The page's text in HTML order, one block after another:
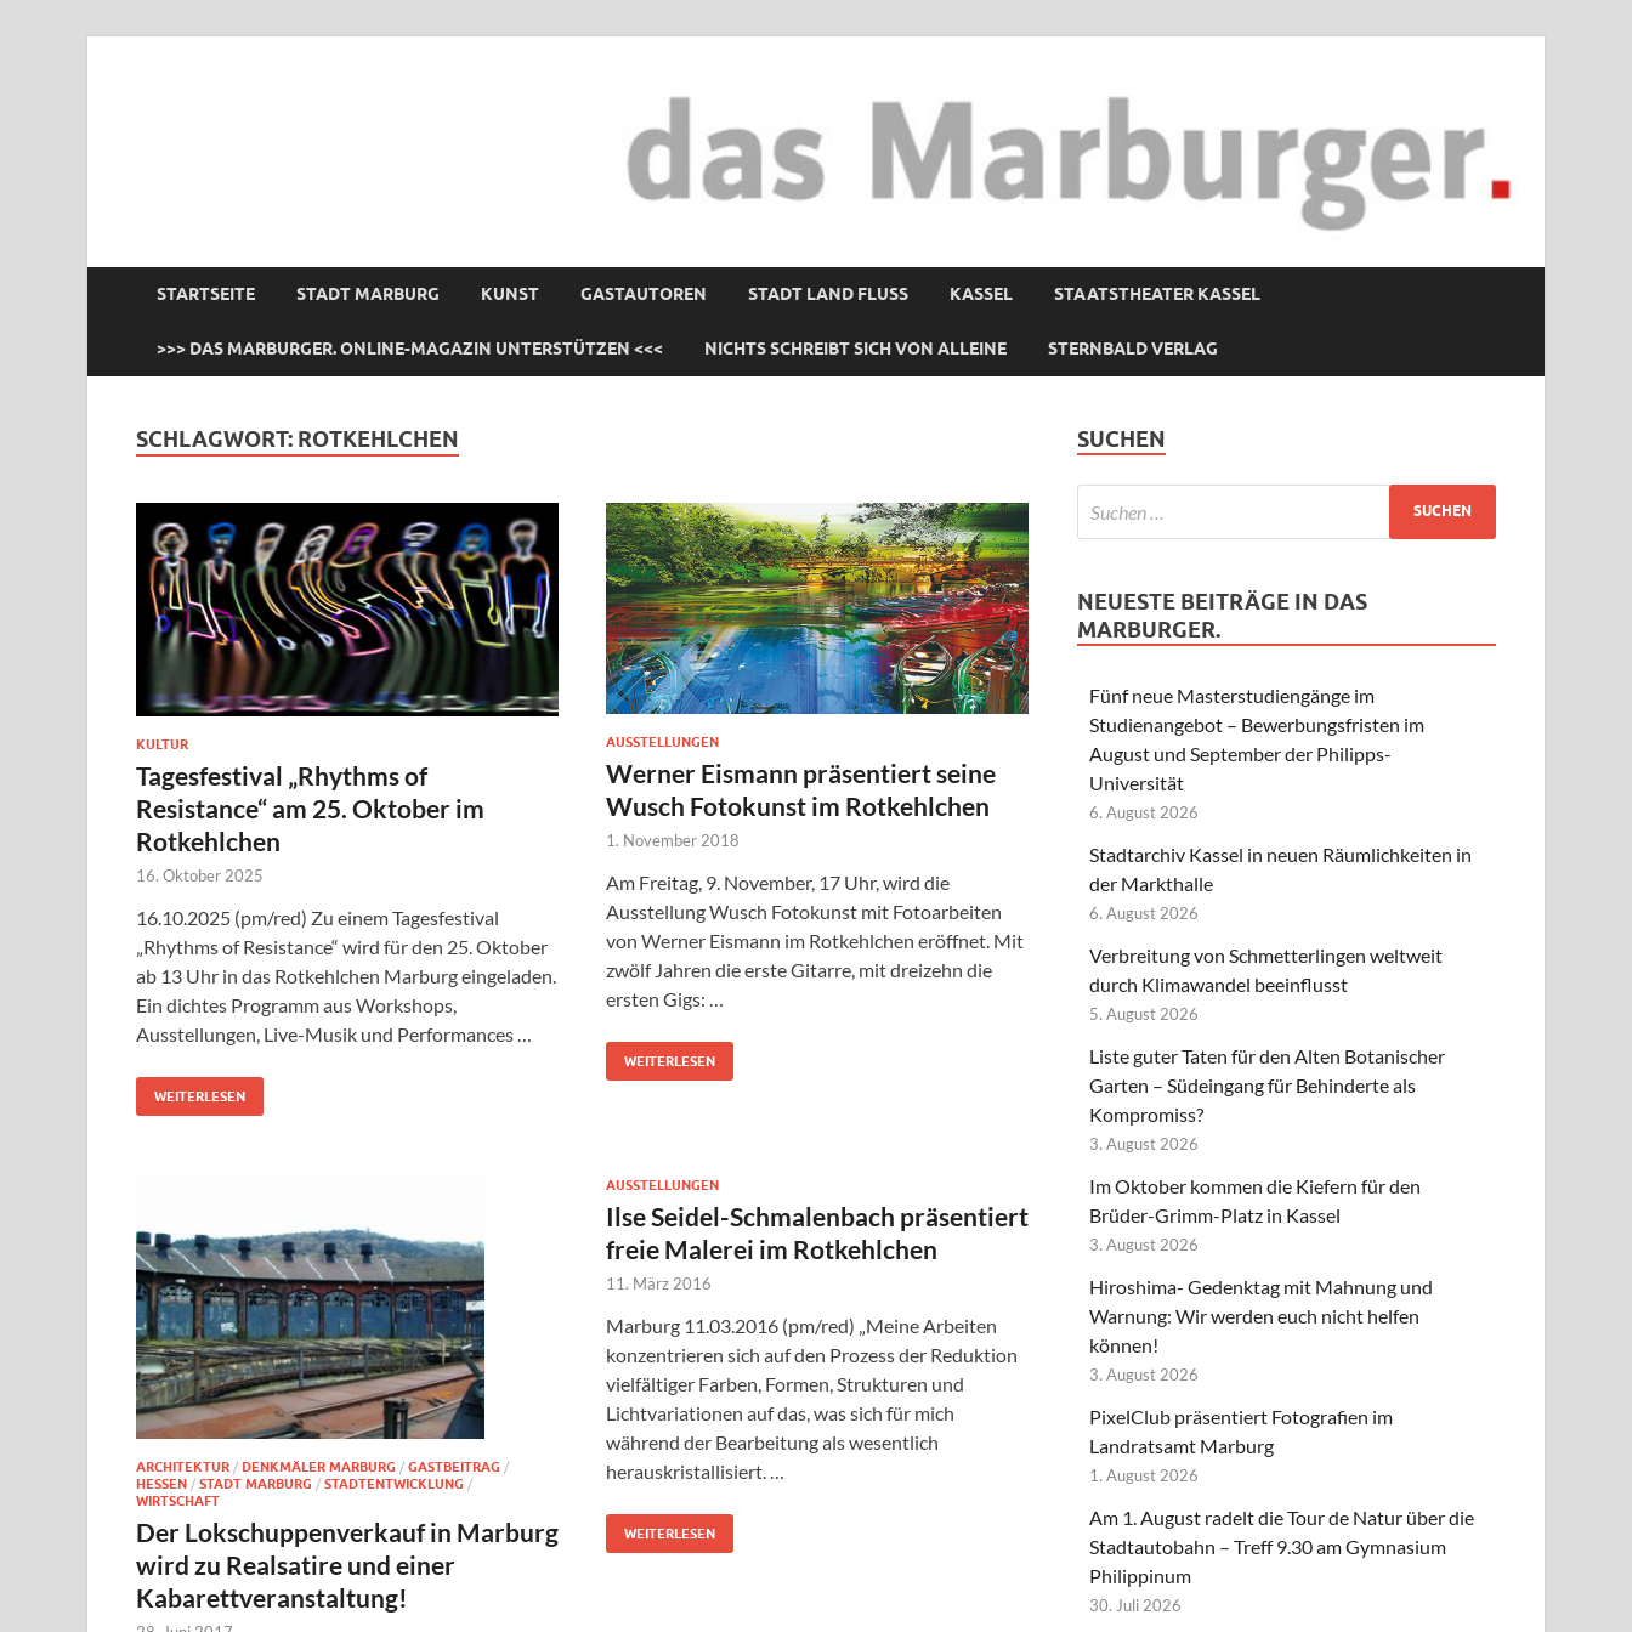
STARTSEITE STADT MARBURG KUNST GASTAUTOREN STADT LAND FLUSS KASSEL STAATSTHEATER KASSEL
>>> DAS MARBURGER. ONLINE-MAGAZIN UNTERSTÜTZEN <<< NICHTS SCHREIBT SICH VON ALLEINE STERNBALD VERLAG
SCHLAGWORT: ROTKEHLCHEN
KULTUR
Tagesfestival „Rhythms of
Resistance“ am 25. Oktober im
Rotkehlchen
16. Oktober 2025
16.10.2025 (pm/red) Zu einem Tagesfestival
„Rhythms of Resistance“ wird für den 25. Oktober
ab 13 Uhr in das Rotkehlchen Marburg eingeladen.
Ein dichtes Programm aus Workshops,
Ausstellungen, Live-Musik und Performances …
WEITERLESEN
AUSSTELLUNGEN
Werner Eismann präsentiert seine
Wusch Fotokunst im Rotkehlchen
1. November 2018
Am Freitag, 9. November, 17 Uhr, wird die
Ausstellung Wusch Fotokunst mit Fotoarbeiten
von Werner Eismann im Rotkehlchen eröffnet. Mit
zwölf Jahren die erste Gitarre, mit dreizehn die
ersten Gigs: …
WEITERLESEN
ARCHITEKTUR / DENKMÄLER MARBURG / GASTBEITRAG /
HESSEN / STADT MARBURG / STADTENTWICKLUNG /
WIRTSCHAFT
Der Lokschuppenverkauf in Marburg
wird zu Realsatire und einer
Kabarettveranstaltung!
AUSSTELLUNGEN
Ilse Seidel-Schmalenbach präsentiert
freie Malerei im Rotkehlchen
11. März 2016
Marburg 11.03.2016 (pm/red) „Meine Arbeiten
konzentrieren sich auf den Prozess der Reduktion
vielfältiger Farben, Formen, Strukturen und
Lichtvariationen auf das, was sich für mich
während der Bearbeitung als wesentlich
herauskristallisiert. …
WEITERLESEN
SUCHEN
NEUESTE BEITRÄGE IN DAS
MARBURGER.
Fünf neue Masterstudiengänge im
Studienangebot – Bewerbungsfristen im
August und September der Philipps-
Universität
6. August 2026
Stadtarchiv Kassel in neuen Räumlichkeiten in
der Markthalle
6. August 2026
Verbreitung von Schmetterlingen weltweit
durch Klimawandel beeinflusst
5. August 2026
Liste guter Taten für den Alten Botanischer
Garten – Südeingang für Behinderte als
Kompromiss?
3. August 2026
Im Oktober kommen die Kiefern für den
Brüder-Grimm-Platz in Kassel
3. August 2026
Hiroshima- Gedenktag mit Mahnung und
Warnung: Wir werden euch nicht helfen
können!
3. August 2026
PixelClub präsentiert Fotografien im
Landratsamt Marburg
1. August 2026
Am 1. August radelt die Tour de Natur über die
Stadtautobahn – Treff 9.30 am Gymnasium
Philippinum
30. Juli 2026